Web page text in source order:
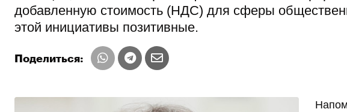
добавленную стоимость (НДС) для сферы
этой инициативы позитивные.
Поделиться: